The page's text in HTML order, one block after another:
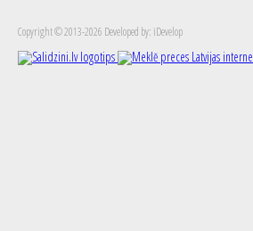
Copyright © 2013-2026 Developed by: iDevelop